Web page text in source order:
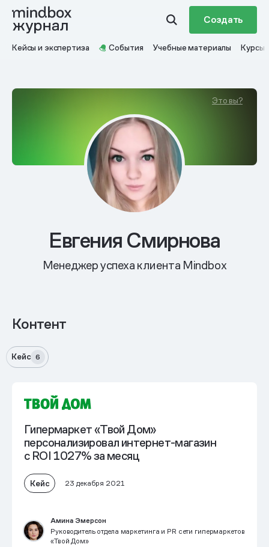
Создать
Кейсы и экспертиза События Учебные материалы Курсы
Это вы?
Евгения Смирнова
Менеджер успеха клиента Mindbox
Контент
Кейс 6
Гипермаркет «Твой Дом»
персонализировал интернет-магазин
с ROI 1027% за месяц
Кейс 23 декабря 2021
Амина Эмерсон
Руководитель отдела маркетинга и PR сети гипермаркетов
«Твой Дом»